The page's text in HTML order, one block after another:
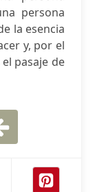
persona
la esencia
y, por el
pasaje de